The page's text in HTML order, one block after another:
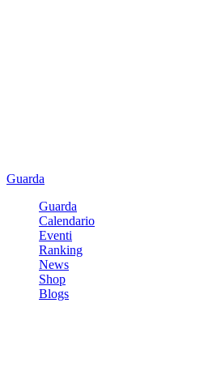
Guarda
Guarda
Calendario
Eventi
Ranking
News
Shop
Blogs